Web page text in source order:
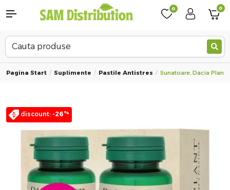
0 0
Pagina Start Suplimente Pastile Antistres Sunatoare, Dacia Plant,
discount: -26%